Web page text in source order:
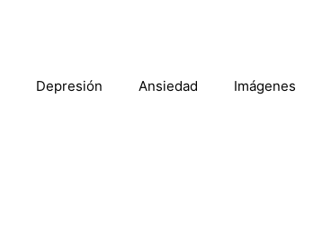
Depresión Ansiedad Imágenes